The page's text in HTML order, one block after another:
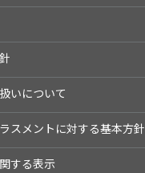
いについて
スメントに対する基本方針
する表示